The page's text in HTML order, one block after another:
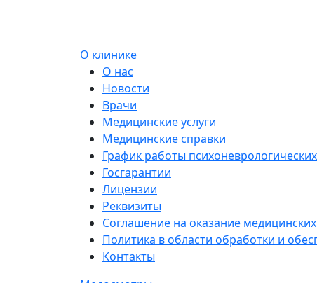
О клинике
О нас
Новости
Врачи
Медицинские услуги
Медицинские справки
График работы
Госгарантии
Лицензии
Реквизиты
Соглашение на оказание медицинских
Политика в области обработки и
Контакты